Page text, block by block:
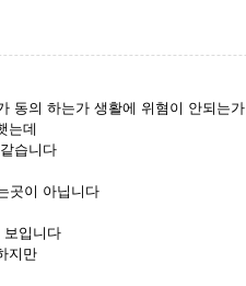
동의 하는가 생활에 위혐이 안되는가
는데
습니다
곳이 아닙니다
보입니다
지만